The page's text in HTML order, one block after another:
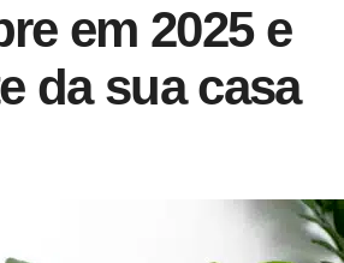
em 2025 e
da sua casa